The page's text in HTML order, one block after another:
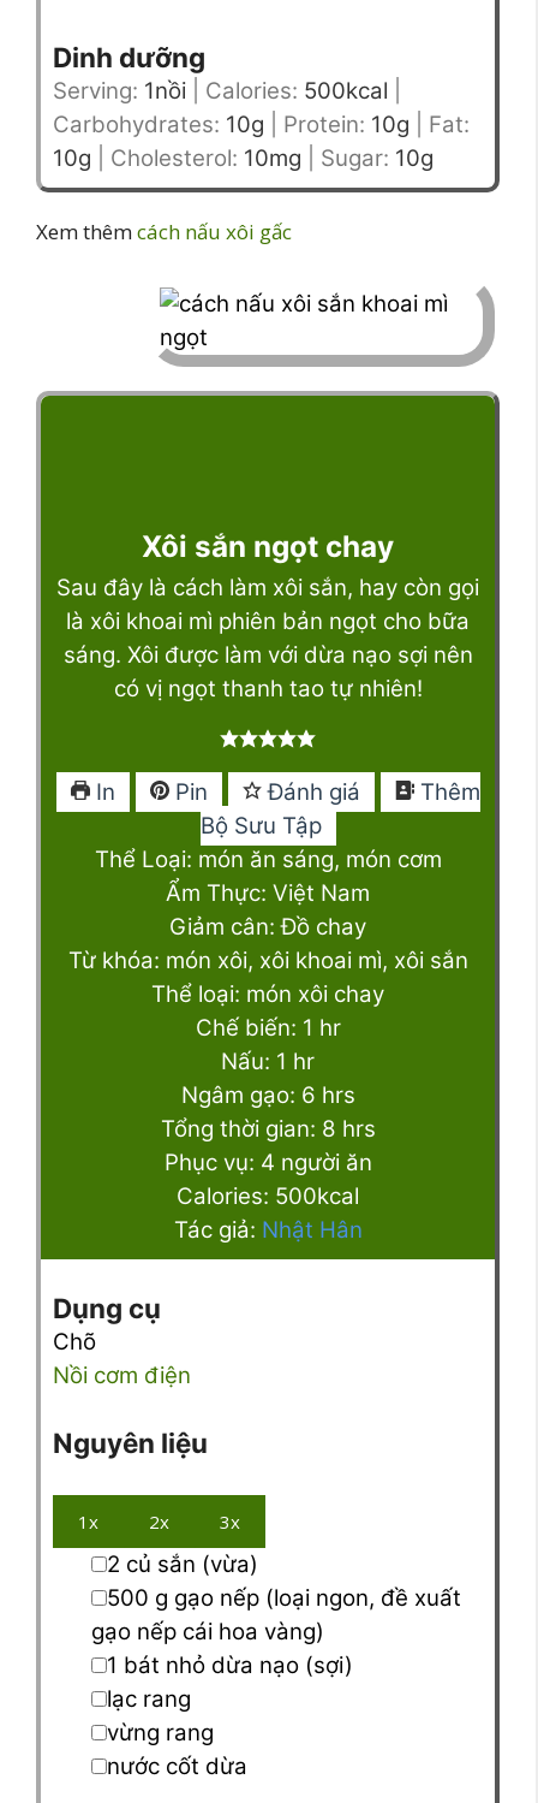
Dinh dưỡng
Serving: 1nồi Calories: 500kcal
Carbohydrates: 10g Protein: 10g
Fat:
10g Cholesterol: 10mg Sugar: 10g
Xem thêmcách nấu xôi gấc
Xôi sắn ngọt chay
Sau đây là cách làm xôi sắn, hay còn gọi
là xôi khoai mì phiên bản ngọt cho bữa
sáng. Xôi được làm với dừa nạo sợi nên
có vị ngọt thanh tao tự nhiên!
In Pin Đánh giá
Thêm
Bộ Sưu Tập
Thể Loại: món ăn sáng, món cơm
Ẩm Thực: Việt Nam
Giảm cân:Đồ chay
Từ khóa: món xôi, xôi khoai mì, xôi sắn
Thể loại: món xôi chay
Chế biến: 1 hour
hr
Nấu: 1 hour
hr
Ngâm gạo: 6hours
hrs
Tổng thời gian: 8hours
hrs
Phục vụ: 4 người ăn
Calories: 500kcal
Tác giả: Nhật Hân
Dụng cụ
Chõ
Nồi cơm điện
Nguyên liệu
1x 2x 3x
▢
2 củ sắn (vừa)
▢
500 g gạo nếp (loại ngon, đề xuất
gạo nếp cái hoa vàng)
▢
1 bát nhỏ dừa nạo (sợi)
▢
lạc rang
▢
vừng rang
▢
nước cốt dừa